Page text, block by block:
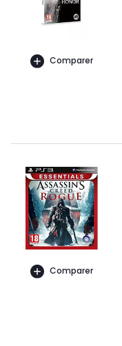
Comparer
Comparer